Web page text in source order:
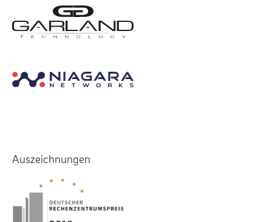
Auszeichnungen